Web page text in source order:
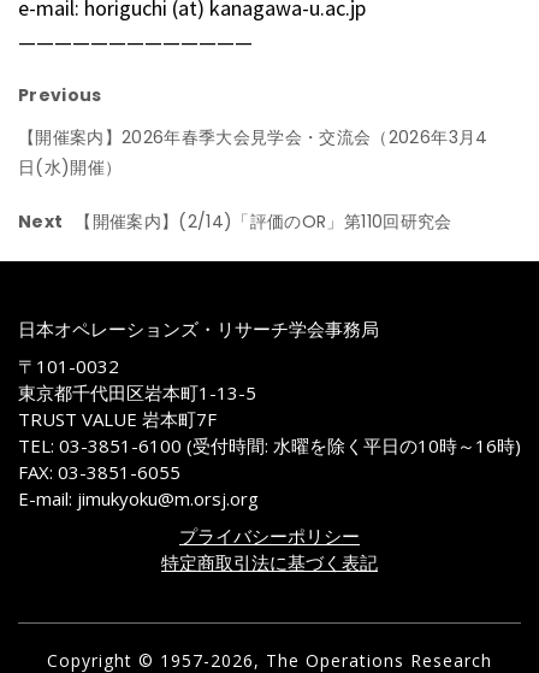
e-mail: horiguchi (at) kanagawa-u.ac.jp
—————————————
Previous
【開催案内】2026年春季大会見学会・交流会（2026年3月4
日(水)開催）
Next 【開催案内】(2/14)「評価のOR」第110回研究会
日本オペレーションズ・リサーチ学会事務局
〒101-0032
東京都千代田区岩本町1-13-5
TRUST VALUE 岩本町7F
TEL: 03-3851-6100 (受付時間: 水曜を除く平日の10時～16時)
FAX: 03-3851-6055
E-mail: jimukyoku@m.orsj.org
プライバシーポリシー
特定商取引法に基づく表記
Copyright © 1957-2026, The Operations Research